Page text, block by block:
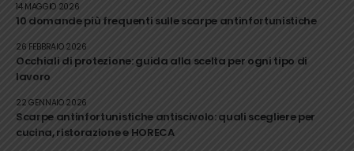
10 domande più frequenti sulle scarpe antinfortunistiche
14 MAGGIO 2026
Occhiali di protezione: guida alla scelta per ogni tipo di
lavoro
26 FEBBRAIO 2026
Scarpe antinfortunistiche antiscivolo: quali scegliere per
cucina, ristorazione e HORECA
22 GENNAIO 2026